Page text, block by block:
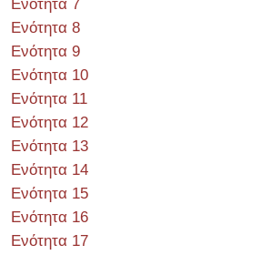
Ενότητα 7
Ενότητα 8
Ενότητα 9
Ενότητα 10
Ενότητα 11
Ενότητα 12
Ενότητα 13
Ενότητα 14
Ενότητα 15
Ενότητα 16
Ενότητα 17